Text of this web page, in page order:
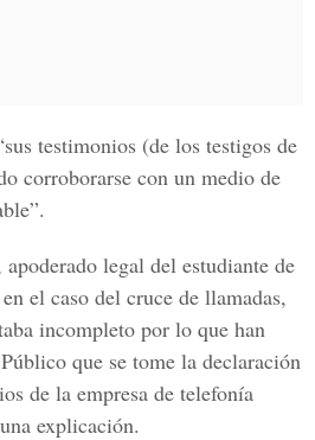
testimonios (de los testigos de
corroborarse con un medio de
legal del estudiante de
el caso del cruce de llamadas,
incompleto por lo que han
que se tome la declaración
de la empresa de telefonía
explicación.